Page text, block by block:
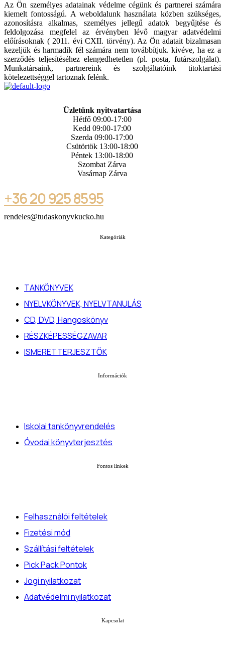
Az Ön személyes adatainak védelme cégünk és partnerei számára
kiemelt fontosságú. A weboldalunk használata közben szükséges,
azonosításra alkalmas, személyes jellegű adatok begyűjtése és
feldolgozása megfelel az érvényben lévő magyar adatvédelmi
előírásoknak ( 2011. évi CXII. törvény). Az Ön adatait bizalmasan
kezeljük és harmadik fél számára nem továbbítjuk. kivéve, ha ez a
szerződés teljesítéséhez elengedhetetlen (pl. posta, futárszolgálat).
Munkatársaink, partnereink és szolgáltatóink titoktartási
kötelezettséggel tartoznak felénk.
Üzletünk nyitvatartása
Hétfő 09:00-17:00
Kedd 09:00-17:00
Szerda 09:00-17:00
Csütörtök 13:00-18:00
Péntek 13:00-18:00
Szombat Zárva
Vasárnap Zárva
+36 20 925 8595
rendeles@tudaskonyvkucko.hu
Kategóriák
TANKÖNYVEK
NYELVKÖNYVEK, NYELVTANULÁS
CD, DVD, Hangoskönyv
RÉSZKÉPESSÉGZAVAR
ISMERETTERJESZTŐK
Információk
Iskolai tankönyvrendelés
Óvodai könyvterjesztés
Fontos linkek
Felhasználói feltételek
Fizetési mód
Szállítási feltételek
Pick Pack Pontok
Jogi nyilatkozat
Adatvédelmi nyilatkozat
Kapcsolat